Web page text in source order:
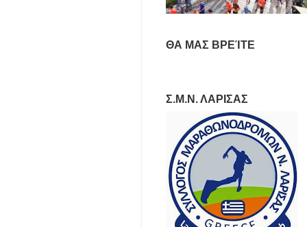
ΘΑ ΜΑΣ ΒΡΕΊΤΕ
Σ.Μ.Ν. ΛΑΡΙΣΑΣ